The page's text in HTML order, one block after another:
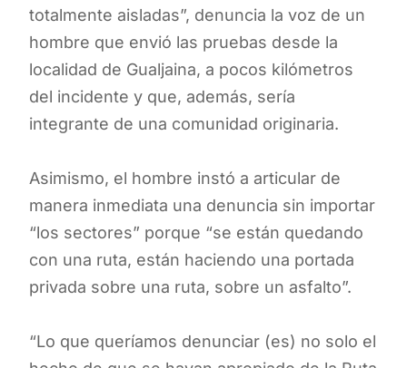
totalmente aisladas”, denuncia la voz de un
hombre que envió las pruebas desde la
localidad de Gualjaina, a pocos kilómetros
del incidente y que, además, sería
integrante de una comunidad originaria.
Asimismo, el hombre instó a articular de
manera inmediata una denuncia sin importar
“los sectores” porque “se están quedando
con una ruta, están haciendo una portada
privada sobre una ruta, sobre un asfalto”.
“Lo que queríamos denunciar (es) no solo el